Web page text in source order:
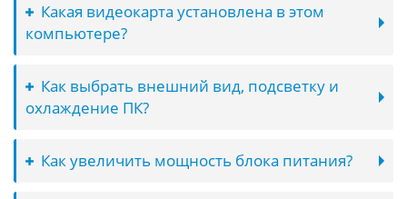
Какая видеокарта установлена в этом
компьютере?
Как выбрать внешний вид, подсветку и
охлаждение ПК?
Как увеличить мощность блока питания?